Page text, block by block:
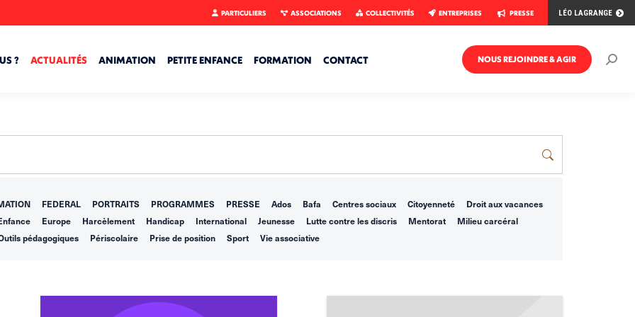
PARTICULIERS ASSOCIATIONS COLLECTIVITÉS ENTREPRISES PRESSE LÉO LAGRANGE
? ACTUALITÉS ANIMATION PETITE ENFANCE FORMATION CONTACT NOUS REJOINDRE & AGIR
FEDERAL PORTRAITS PROGRAMMES PRESSE Ados Bafa Centres sociaux Citoyenneté
Droit aux vacances
Europe Harcèlement Handicap International Jeunesse Lutte contre les discris Mentorat
Milieu carcéral
pédagogiques
Périscolaire Prise de position Sport Vie associative